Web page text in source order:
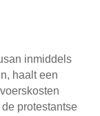
inmiddels
haalt een
protestantse